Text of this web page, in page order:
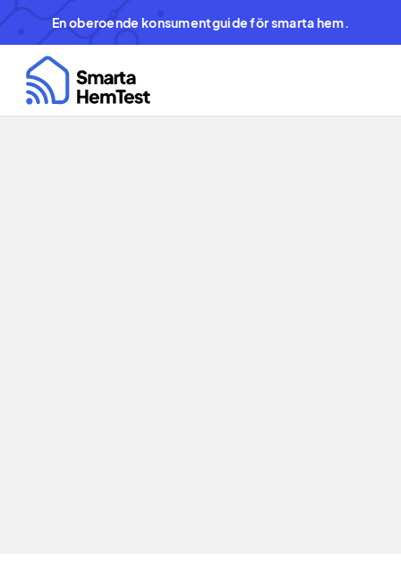
En oberoende konsumentguide för smarta hem.